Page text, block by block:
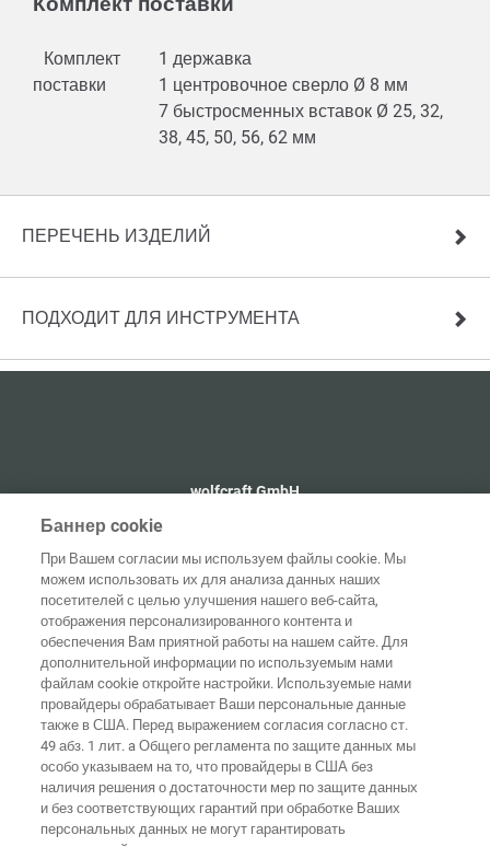
Комплект
поставки
1 державка
1 центровочное сверло Ø 8 мм
7 быстросменных вставок Ø 25, 32,
38, 45, 50, 56, 62 мм
ПЕРЕЧЕНЬ ИЗДЕЛИЙ
ПОДХОДИТ ДЛЯ ИНСТРУМЕНТА
wolfcraft GmbH
Wolffstraße 1
56746 Kempenich
Домашняя
страница Контакты
Выходные Защита
Общие
условия
ведения
бизнеса
Правила по
файлам
"cookie"
Баннер cookie
При Вашем согласии мы используем файлы cookie. Мы
можем использовать их для анализа данных наших
посетителей с целью улучшения нашего веб-сайта,
отображения персонализированного контента и
обеспечения Вам приятной работы на нашем сайте. Для
дополнительной информации по используемым нами
файлам cookie откройте настройки. Используемые нами
провайдеры обрабатывает Ваши персональные данные
также в США. Перед выражением согласия согласно ст.
49 абз. 1 лит. a Общего регламента по защите данных мы
особо указываем на то, что провайдеры в США без
наличия решения о достаточности мер по защите данных
и без соответствующих гарантий при обработке Ваших
персональных данных не могут гарантировать